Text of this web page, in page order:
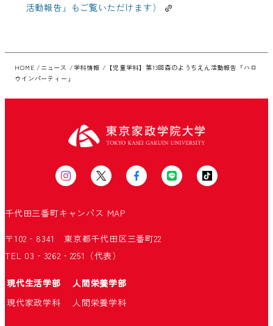
活動報告」もご覧いただけます）
HOME ニュース 学科情報
【児童学科】第13回森のようちえん活動報告「ハロ
ウインパーティー」
千代田三番町キャンパス MAP
〒102‐8341 東京都千代田区三番町22
TEL 03‐3262‐2251（代表）
現代生活学部
人間栄養学部
現代家政学科
人間栄養学科